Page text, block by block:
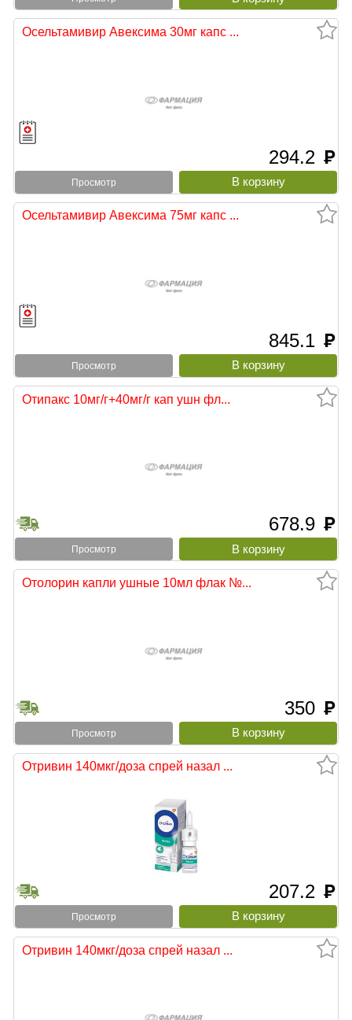
Осельтамивир Авексима 30мг капс ...
294.2 руб
Просмотр
Осельтамивир Авексима 75мг капс ...
845.1 руб
Просмотр
Отипакс 10мг/г+40мг/г кап ушн фл...
678.9 руб
Просмотр
Отолорин капли ушные 10мл флак №...
350 руб
Просмотр
Отривин 140мкг/доза спрей назал ...
207.2 руб
Просмотр
Отривин 140мкг/доза спрей назал ...